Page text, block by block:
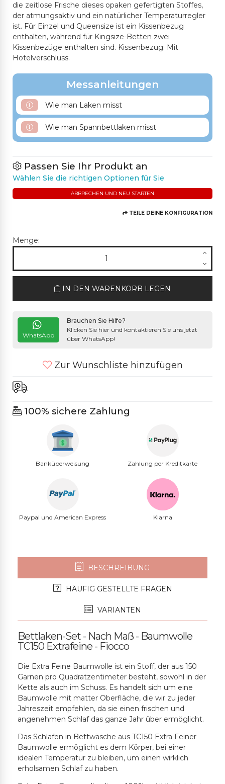
die zeitlose Frische dieses opaken gefertigten Stoffes,
der atmungsaktiv und ein natürlicher Temperaturregler
ist. Für Einzel und Queensize ist ein Kissenbezug
enthalten, während für Kingsize-Betten zwei
Kissenbezüge enthalten sind. Kissenbezug: Mit
Hotelverschluss.
Messanleitungen
Wie man Laken misst
Wie man Spannbettlaken misst
Passen Sie Ihr Produkt an
Wählen Sie die richtigen Optionen für Sie
ABBRECHEN UND NEU STARTEN
TEILE DEINE KONFIGURATION
Menge:
IN DEN WARENKORB LEGEN
WhatsApp
Brauchen Sie Hilfe?
Klicken Sie hier und kontaktieren Sie uns jetzt
über WhatsApp!
Zur Wunschliste hinzufügen
100% sichere Zahlung
Banküberweisung Zahlung per Kreditkarte
Paypal und American Express Klarna
BESCHREIBUNG
HÄUFIG GESTELLTE FRAGEN
VARIANTEN
Bettlaken-Set - Nach Maß - Baumwolle
TC150 Extrafeine - Fiocco
Die Extra Feine Baumwolle ist ein Stoff, der aus 150
Garnen pro Quadratzentimeter besteht, sowohl in der
Kette als auch im Schuss. Es handelt sich um eine
Baumwolle mit matter Oberfläche, die wir zu jeder
Jahreszeit empfehlen, da sie einen frischen und
angenehmen Schlaf das ganze Jahr über ermöglicht.
Das Schlafen in Bettwäsche aus TC150 Extra Feiner
Baumwolle ermöglicht es dem Körper, bei einer
idealen Temperatur zu bleiben, um einen wirklich
erholsamen Schlaf zu haben.